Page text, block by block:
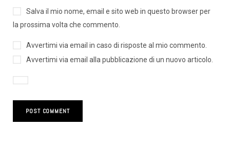
Salva il mio nome, email e sito web in questo browser per
la prossima volta che commento.
Avvertimi via email in caso di risposte al mio commento.
Avvertimi via email alla pubblicazione di un nuovo articolo.